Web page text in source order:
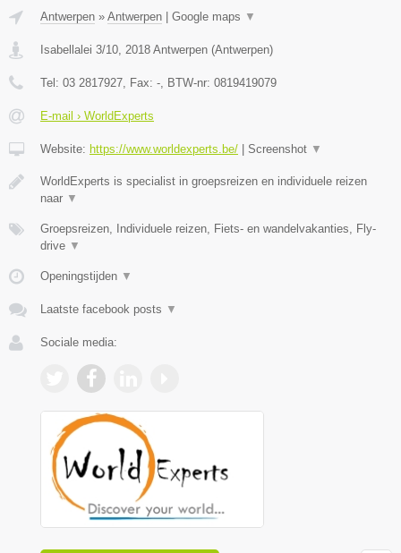
Antwerpen » Antwerpen Google maps ▼
Isabellalei 3/10 2018 Antwerpen (Antwerpen)
Tel: 03 2817927 , Fax: - , BTW-nr: 0819419079
E-mail › WorldExperts
Website: https://www.worldexperts.be/ Screenshot ▼
WorldExperts is specialist in groepsreizen en individuele reizen
naar ▼
Groepsreizen, Individuele reizen, Fiets- en wandelvakanties, Fly-
drive ▼
Openingstijden ▼
Laatste facebook posts ▼
Sociale media: